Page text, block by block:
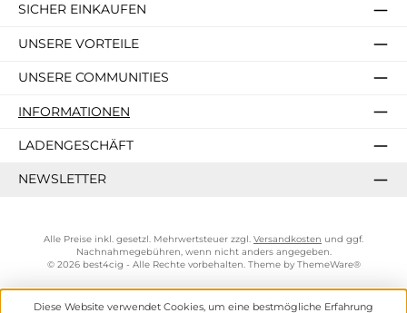
SICHER EINKAUFEN
UNSERE VORTEILE
UNSERE COMMUNITIES
INFORMATIONEN
LADENGESCHÄFT
NEWSLETTER
Alle Preise inkl. gesetzl. Mehrwertsteuer zzgl. Versandkosten und ggf.
Nachnahmegebühren, wenn nicht anders angegeben.
© 2026 best4cig - Alle Rechte vorbehalten. Theme by ThemeWare®
Diese Website verwendet Cookies, um eine bestmögliche Erfahrung